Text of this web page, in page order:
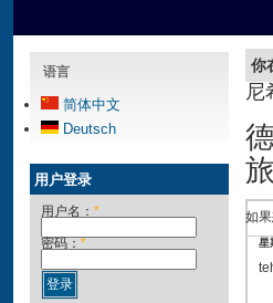
语言
简体中文
Deutsch
用户登录
用户名： *
密码： *
你
尼
如
星